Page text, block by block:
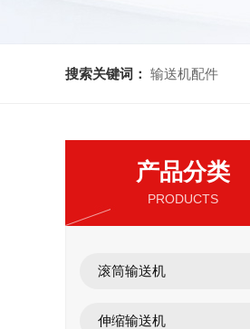
搜索关键词： 输送机配件
产品分类
PRODUCTS
滚筒输送机
伸缩输送机